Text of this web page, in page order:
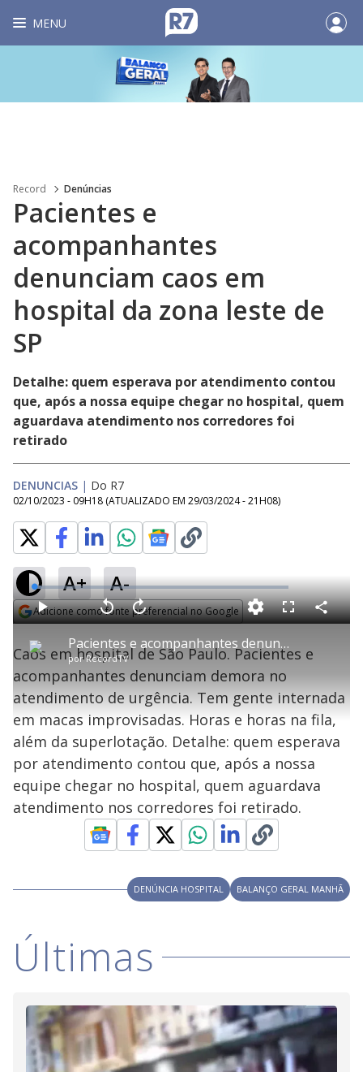
MENU
Record Denúncias
Pacientes e
acompanhantes
denunciam caos em
hospital da zona leste de
SP
Detalhe: quem esperava por atendimento contou
que, após a nossa equipe chegar no hospital, quem
aguardava atendimento nos corredores foi
retirado
DENUNCIAS | Do R7
02/10/2023 - 09H18 (ATUALIZADO EM 29/03/2024 - 21H08)
A+ A-
Adicione como fonte preferencial no Google
P
l
a
y
V
i
d
e
o
Pacientes e acompanhantes denunciam caos em hospital da zona leste de SP
porRecordTV
P V
t
a
r
0
e
g
n
d
s
A
n
ç
a
r
1
e
u
n
o
s
M
u
L
o
a
d
e
:
2
.
8
8
%
F
s
c
n
C
o
a
Caos em hospital de São Paulo. Pacientes e
acompanhantes denunciam demora no
atendimento de urgência. Tem gente internada
em macas improvisadas. Horas e horas na fila,
além da superlotação. Detalhe: quem esperava
por atendimento contou que, após a nossa
equipe chegar no hospital, quem aguardava
atendimento nos corredores foi retirado.
DENÚNCIA HOSPITAL BALANÇO GERAL MANHÃ
Últimas